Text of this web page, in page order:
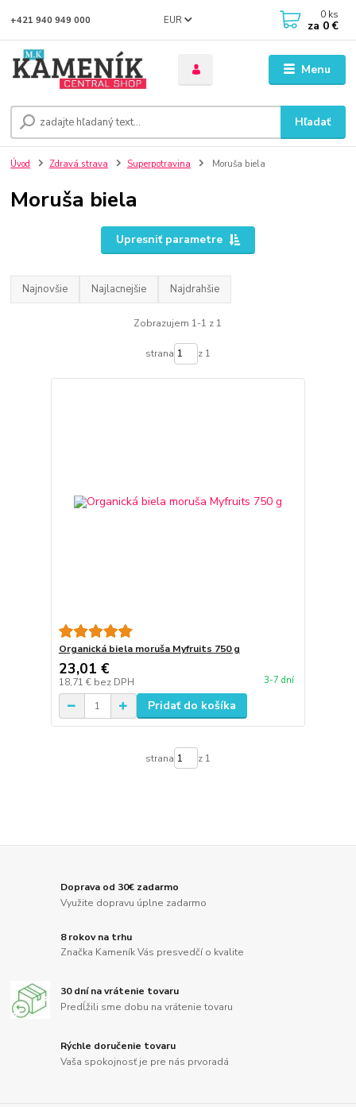
Menu
EUR
Hľadať
+421 940 949 000 0 ks
za 0 €
Úvod Zdravá strava Superpotravina Moruša biela
Moruša biela
Upresniť parametre
Najnovšie Najlacnejšie Najdrahšie
Zobrazujem 1-1 z 1
strana z 1
Organická biela moruša Myfruits 750 g
23,01 €
18,71 € bez DPH 3-7 dní
Pridať do košíka
strana z 1
Doprava od 30€ zadarmo
Využite dopravu úplne zadarmo
8 rokov na trhu
Značka Kameník Vás presvedčí o kvalite
30 dní na vrátenie tovaru
Predĺžili sme dobu na vrátenie tovaru
Rýchle doručenie tovaru
Vaša spokojnosť je pre nás prvoradá